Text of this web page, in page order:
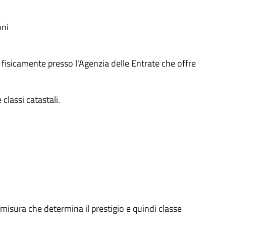
presso l'Agenzia delle Entrate che offre
catastali.
che determina il prestigio e quindi classe